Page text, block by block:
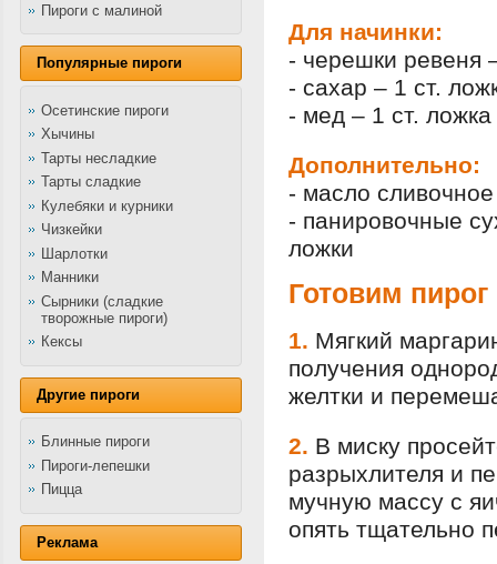
Пироги с малиной
Популярные пироги
Осетинские пироги
Хычины
Тарты несладкие
Тарты сладкие
Кулебяки и курники
Чизкейки
Шарлотки
Манники
Сырники (сладкие
творожные пироги)
Кексы
Другие пироги
Блинные пироги
Пироги-лепешки
Пицца
Реклама
Для начинки:
- черешки ревеня
- сахар – 1 ст.
- мед – 1 ст. ложка
Дополнительно:
- масло
- панировочные
ложки
Готовим
1. Мягкий
получения
желтки и
2. В миску
разрыхлителя и
мучную массу с
опять тщательно